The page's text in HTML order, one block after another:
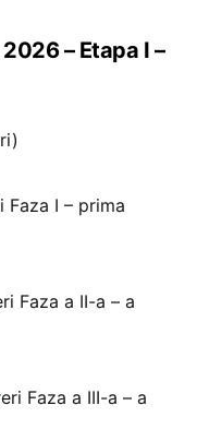
– Etapa I –
Faza I – prima
Faza a II-a – a
Faza a III-a – a